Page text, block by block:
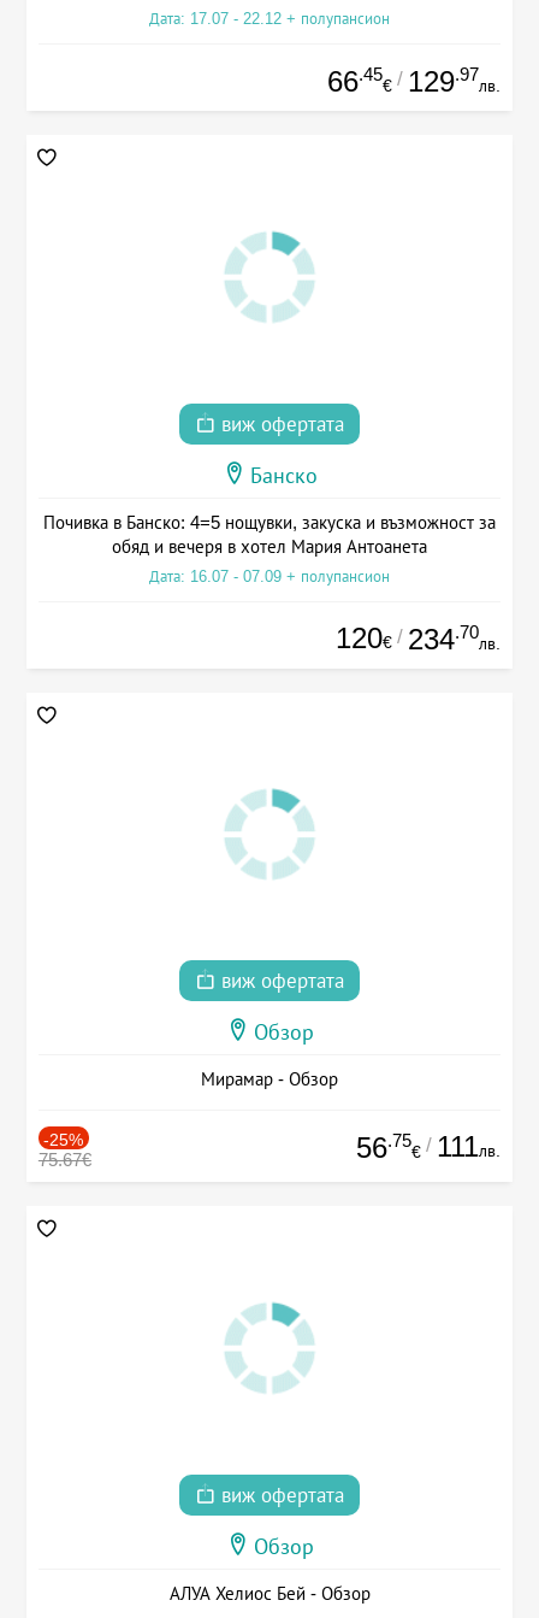
Дата: 17.07 - 22.12 + полупансион
66.45
€ / 129.97
лв.
виж офертата
Банско
Почивка в Банско: 4=5 нощувки, закуска и възможност за
обяд и вечеря в хотел Мария Антоанета
Дата: 16.07 - 07.09 + полупансион
120€ / 234.70
лв.
виж офертата
Обзор
Мирамар - Обзор
-25%
75.67€ 56.75
€ / 111лв.
виж офертата
Обзор
АЛУА Хелиос Бей - Обзор